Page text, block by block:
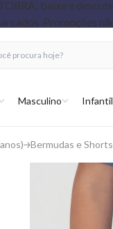
Masculino Infantil
Bermudas e Shorts